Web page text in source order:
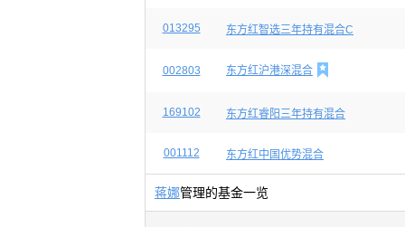
013295 东方红智选三年持有混合C
002803 东方红沪港深混合 
169102 东方红睿阳三年持有混合
001112 东方红中国优势混合
蒋娜管理的基金一览